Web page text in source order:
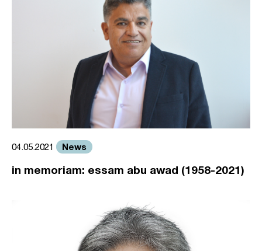
04.05.2021 News
in memoriam: essam abu awad (1958-2021)